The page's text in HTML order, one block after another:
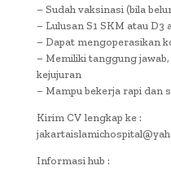
– Sudah vaksinasi (bila
– Lulusan S1 SKM atau D3
– Dapat mengoperasikan
– Memiliki tanggung
kejujuran
– Mampu bekerja rapi dan
Kirim CV lengkap ke :
Informasi hub :